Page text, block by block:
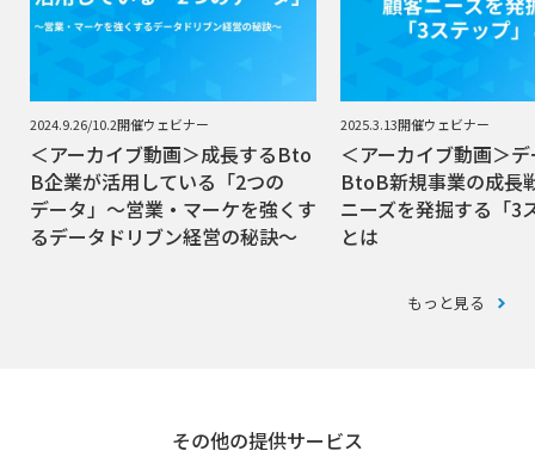
2024.9.26/10.2開催ウェビナー
＜アーカイブ動画＞成長するBto
B企業が活用している「2つの
データ」～営業・マーケを強くす
るデータドリブン経営の秘訣～
2025.3.13開催ウェビナー
＜アーカイブ動画＞
BtoB新規事業の成長
ニーズを発掘する「3
とは
もっと見る
その他の提供サービス